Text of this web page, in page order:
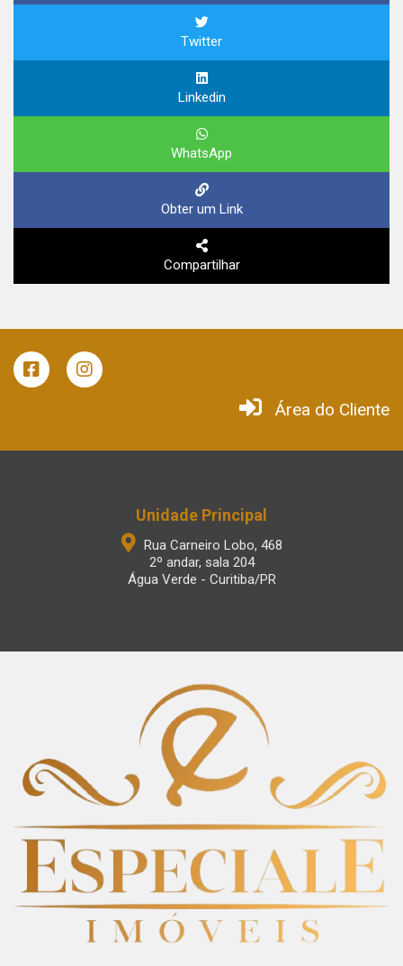
Twitter
Linkedin
WhatsApp
Obter um Link
Compartilhar
Área do Cliente
Unidade Principal
Rua Carneiro Lobo, 468
2º andar, sala 204
Água Verde - Curitiba/PR